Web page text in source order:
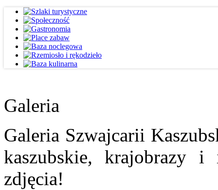
Galeria
Galeria Szwajcarii
kaszubskie, krajobrazy
zdjęcia!